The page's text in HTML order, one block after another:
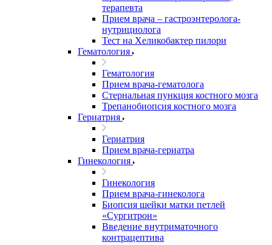
терапевта
Прием врача – гастроэнтеролога-
нутрициолога
Тест на Хеликобактер пилори
Гематология
Гематология
Прием врача-гематолога
Стернальная пункция костного мозга
Трепанобиопсия костного мозга
Гериатрия
Гериатрия
Прием врача-гериатра
Гинекология
Гинекология
Прием врача-гинеколога
Биопсия шейки матки петлей
«Сургитрон»
Введение внутриматочного
контрацептива